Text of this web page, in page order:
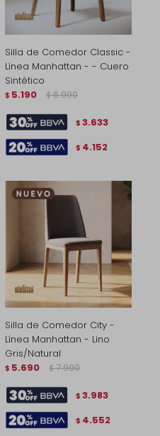
Silla de Comedor Classic -
Línea Manhattan - - Cuero
Sintético
$ 5.190 $ 6.990
$ 3.633
$ 4.152
Silla de Comedor City -
Línea Manhattan - Lino
Gris/Natural
$ 5.690 $ 7.990
$ 3.983
$ 4.552